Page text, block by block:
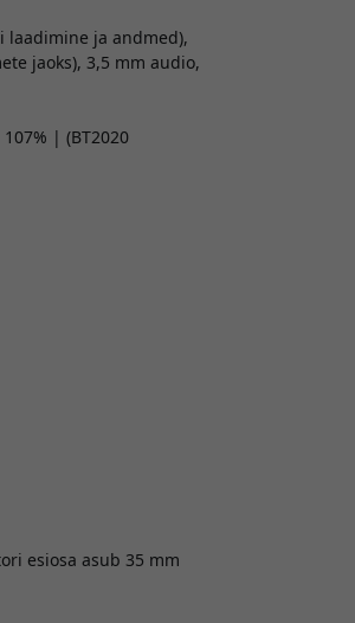
laadimine ja andmed),
jaoks), 3,5 mm audio,
107% | (BT2020
esiosa asub 35 mm